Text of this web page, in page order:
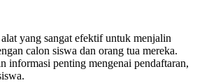
yang sangat efektif untuk menjalin
calon siswa dan orang tua mereka.
informasi penting mengenai pendaftaran,